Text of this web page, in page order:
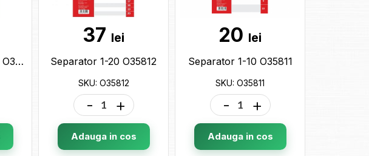
Separator litere A-Z O35813
37 lei
Separator 1-20 O35812
SKU: O35812
- +
Adauga in cos
20 lei
Separator 1-10 O35811
SKU: O35811
- +
Adauga in cos